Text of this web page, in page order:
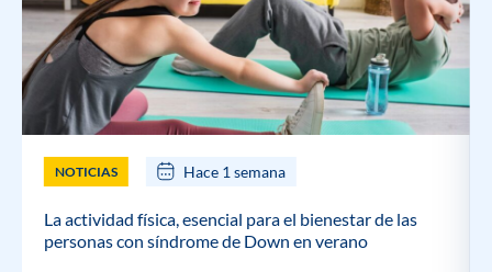
NOTICIAS Hace 1 semana
La actividad física, esencial para el bienestar de las
personas con síndrome de Down en verano